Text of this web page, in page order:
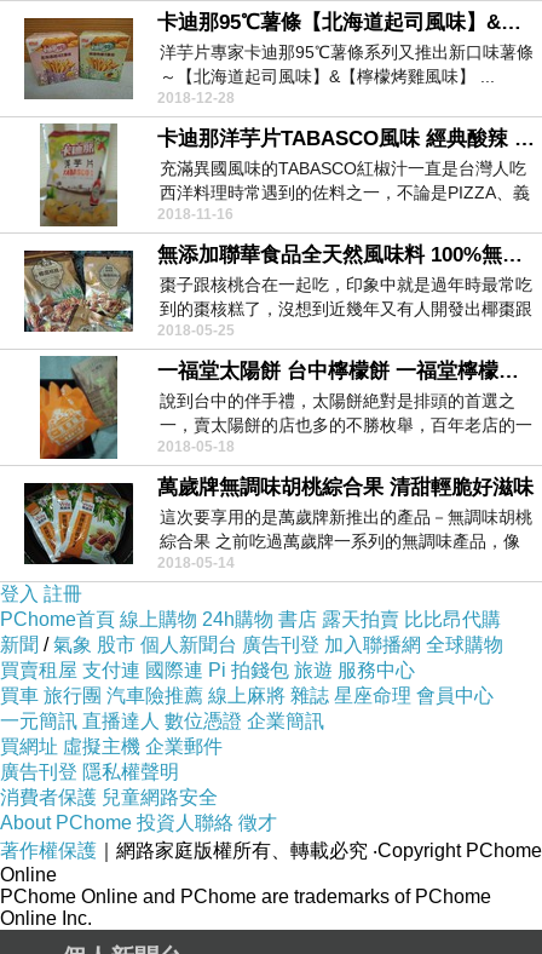
卡迪那95℃薯條【北海道起司風味】&【檸檬烤雞風味】新上市
洋芋片專家卡迪那95℃薯條系列又推出新口味薯條
～【北海道起司風味】&【檸檬烤雞風味】 ...
2018-12-28
卡迪那洋芋片TABASCO風味 經典酸辣 品嚐真原味
充滿異國風味的TABASCO紅椒汁一直是台灣人吃
西洋料理時常遇到的佐料之一，不論是PIZZA、義
大利...
2018-11-16
無添加聯華食品全天然風味料 100%無人工添加 椰棗核桃
棗子跟核桃合在一起吃，印象中就是過年時最常吃
到的棗核糕了，沒想到近幾年又有人開發出椰棗跟
核桃的新吃法...
2018-05-25
一福堂太陽餅 台中檸檬餅 一福堂檸檬餅 台中伴手禮 台中太陽餅推薦
說到台中的伴手禮，太陽餅絶對是排頭的首選之
一，賣太陽餅的店也多的不勝枚舉，百年老店的一
福堂可說是其中...
2018-05-18
萬歲牌無調味胡桃綜合果 清甜輕脆好滋味
這次要享用的是萬歲牌新推出的產品－無調味胡桃
綜合果 之前吃過萬歲牌一系列的無調味產品，像
是核桃、杏...
2018-05-14
登入 註冊
PChome首頁 線上購物 24h購物 書店 露天拍賣 比比昂代購
新聞 /氣象 股市 個人新聞台 廣告刊登 加入聯播網 全球購物
買賣租屋 支付連 國際連 Pi 拍錢包 旅遊 服務中心
買車 旅行團 汽車險推薦 線上麻將 雜誌 星座命理 會員中心
一元簡訊 直播達人 數位憑證 企業簡訊
買網址 虛擬主機 企業郵件
廣告刊登 隱私權聲明
消費者保護 兒童網路安全
About PChome 投資人聯絡 徵才
著作權保護 ｜網路家庭版權所有、轉載必究 ‧Copyright PChome
Online
PChome Online and PChome are trademarks of PChome
Online Inc.